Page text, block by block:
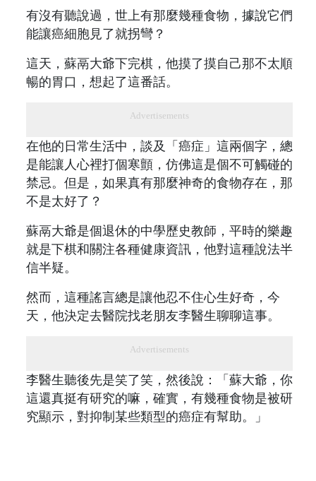
有沒有聽說過，世上有那麼幾種食物，據說它們
能讓癌細胞見了就拐彎？
這天，蘇鬲大爺下完棋，他摸了摸自己那不太順
暢的胃口，想起了這番話。
Advertisements
在他的日常生活中，談及「癌症」這兩個字，總
是能讓人心裡打個寒顫，仿佛這是個不可觸碰的
禁忌。但是，如果真有那麼神奇的食物存在，那
不是太好了？
蘇鬲大爺是個退休的中學歷史教師，平時的樂趣
就是下棋和關注各種健康資訊，他對這種說法半
信半疑。
然而，這種謠言總是讓他忍不住心生好奇，今
天，他決定去醫院找老朋友李醫生聊聊這事。
Advertisements
李醫生聽後先是笑了笑，然後說：「蘇大爺，你
這還真挺有研究的嘛，確實，有幾種食物是被研
究顯示，對抑制某些類型的癌症有幫助。」